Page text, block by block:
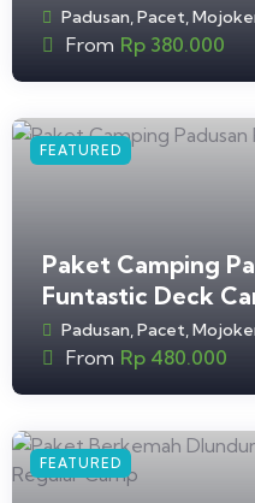
Padusan, Pacet,
From Rp 380.000
FEATURED
Paket Camping
Funtastic Deck
Padusan, Pacet,
From Rp 480.000
FEATURED